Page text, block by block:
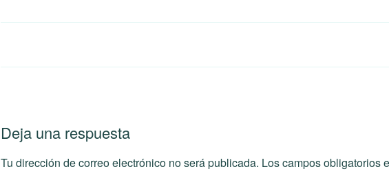
Deja una respuesta
Tu dirección de correo electrónico no será publicada. Los campos obligatorios